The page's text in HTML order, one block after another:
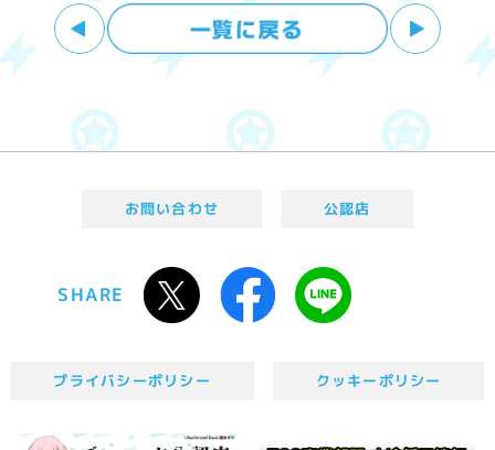
お問い合わせ 公認店
SHARE
プライバシーポリシー クッキーポリシー